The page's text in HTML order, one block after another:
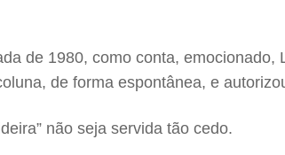
de 1980, como conta,
de forma espontânea, e
não seja servida tão cedo.